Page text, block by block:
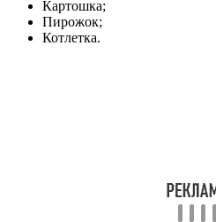
Картошка;
Пирожок;
Котлетка.